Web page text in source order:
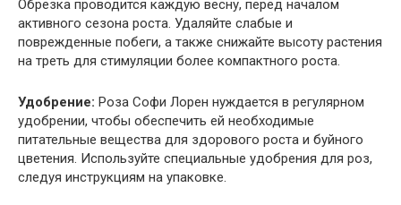
Обрезка проводится каждую весну, перед началом
активного сезона роста. Удаляйте слабые и
поврежденные побеги, а также снижайте высоту растения
на треть для стимуляции более компактного роста.
Удобрение: Роза Софи Лорен нуждается в регулярном
удобрении, чтобы обеспечить ей необходимые
питательные вещества для здорового роста и буйного
цветения. Используйте специальные удобрения для роз,
следуя инструкциям на упаковке.